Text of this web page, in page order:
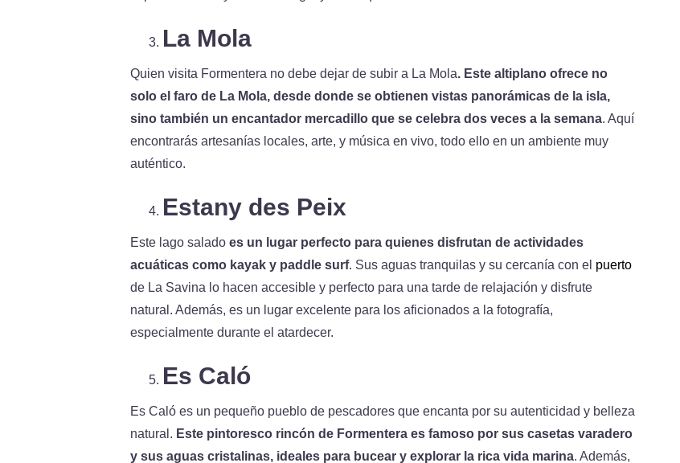
La Mola
Quien visita Formentera no debe dejar de subir a La Mola. Este altiplano ofrece no
solo el faro de La Mola, desde donde se obtienen vistas panorámicas de la isla,
sino también un encantador mercadillo que se celebra dos veces a la semana. Aquí
encontrarás artesanías locales, arte, y música en vivo, todo ello en un ambiente muy
auténtico.
Estany des Peix
Este lago salado es un lugar perfecto para quienes disfrutan de actividades
acuáticas como kayak y paddle surf. Sus aguas tranquilas y su cercanía con el puerto
de La Savina lo hacen accesible y perfecto para una tarde de relajación y disfrute
natural. Además, es un lugar excelente para los aficionados a la fotografía,
especialmente durante el atardecer.
Es Caló
Es Caló es un pequeño pueblo de pescadores que encanta por su autenticidad y belleza
natural. Este pintoresco rincón de Formentera es famoso por sus casetas varadero
y sus aguas cristalinas, ideales para bucear y explorar la rica vida marina. Además,